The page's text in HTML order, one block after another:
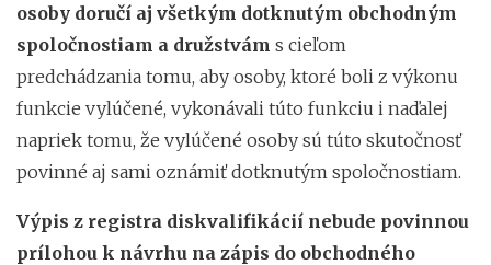
osoby doručí aj všetkým dotknutým obchodným
spoločnostiam a družstvám s cieľom
predchádzania tomu, aby osoby, ktoré boli z výkonu
funkcie vylúčené, vykonávali túto funkciu i naďalej
napriek tomu, že vylúčené osoby sú túto skutočnosť
povinné aj sami oznámiť dotknutým spoločnostiam.
Výpis z registra diskvalifikácií nebude povinnou
prílohou k návrhu na zápis do obchodného